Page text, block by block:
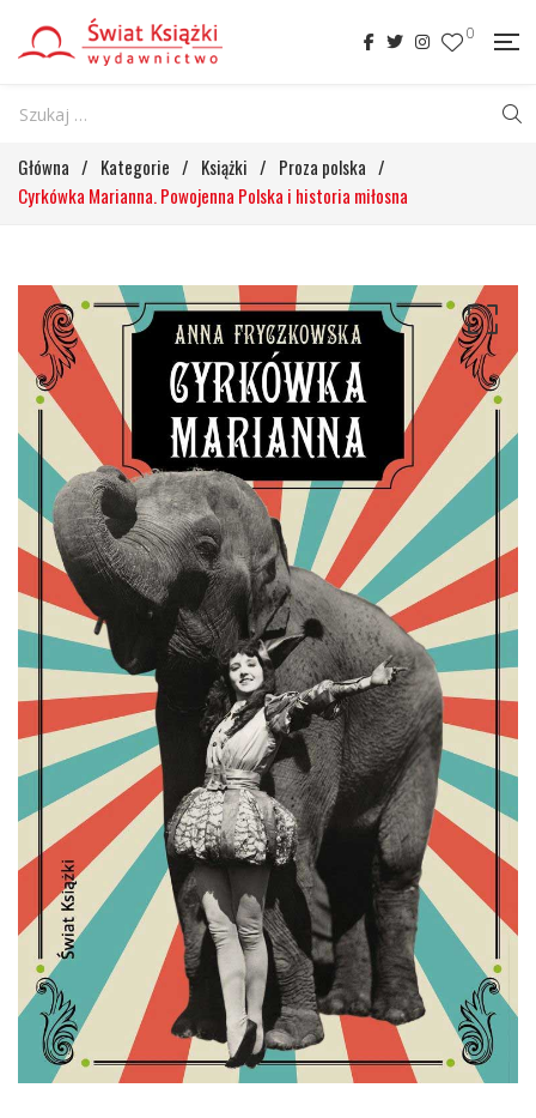
0
Główna / Kategorie / Książki / Proza polska /
Cyrkówka Marianna. Powojenna Polska i historia miłosna